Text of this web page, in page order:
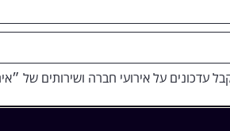
עדכונים על אירועי חברה ושירותים של